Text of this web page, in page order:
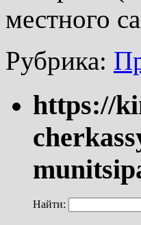
местного
Рубрика:
https://
Найти: